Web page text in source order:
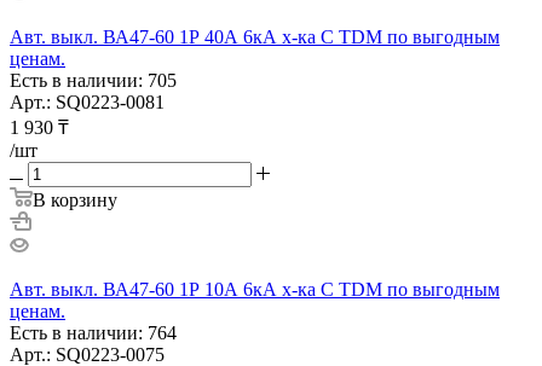
Авт. выкл. ВА47-60 1Р 40А 6кА х-ка С TDM по выгодным
ценам.
Есть в наличии: 705
Арт.: SQ0223-0081
1 930 ₸
/шт
В корзину
Авт. выкл. ВА47-60 1Р 10А 6кА х-ка С TDM по выгодным
ценам.
Есть в наличии: 764
Арт.: SQ0223-0075